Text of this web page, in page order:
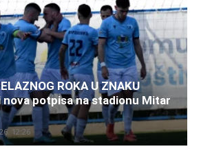
ROKA U ZNAKU
nova potpisa na stadionu Mitar
12:26